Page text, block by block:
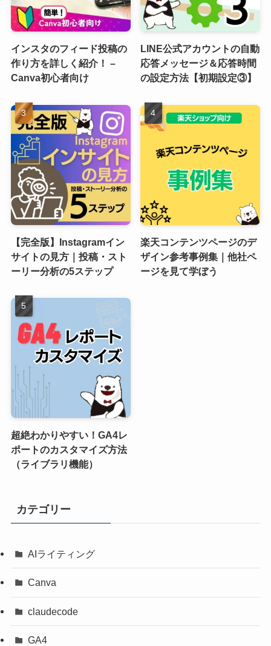
インスタのフィード投稿の
作り方を詳しく紹介！ –
Canva初心者向け
LINE公式アカウントの自動
応答メッセージ＆応答時間
の設定方法【初期設定③】
【完全版】Instagramイン
サイトの見方｜投稿・スト
ーリー分析の5ステップ
楽天コンテンツページのデ
ザイン参考事例集｜他社ペ
ージを見て学ぼう
超絶わかりやすい！GA4レ
ポートのカスタマイズ方法
（ライブラリ機能）
カテゴリー
AIライティング
Canva
claudecode
GA4